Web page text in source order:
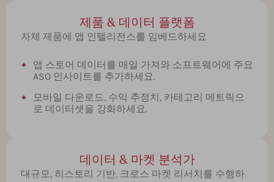
제품 & 데이터 플랫폼
자체 제품에 앱 인텔리전스를 임베드하세요
앱 스토어 데이터를 매일 가져와 소프트웨어에 주요
ASO 인사이트를 추가하세요.
모바일 다운로드, 수익 추정치, 카테고리 메트릭으
로 데이터셋을 강화하세요.
데이터 & 마켓 분석가
대규모, 히스토리 기반, 크로스 마켓 리서치를 수행하